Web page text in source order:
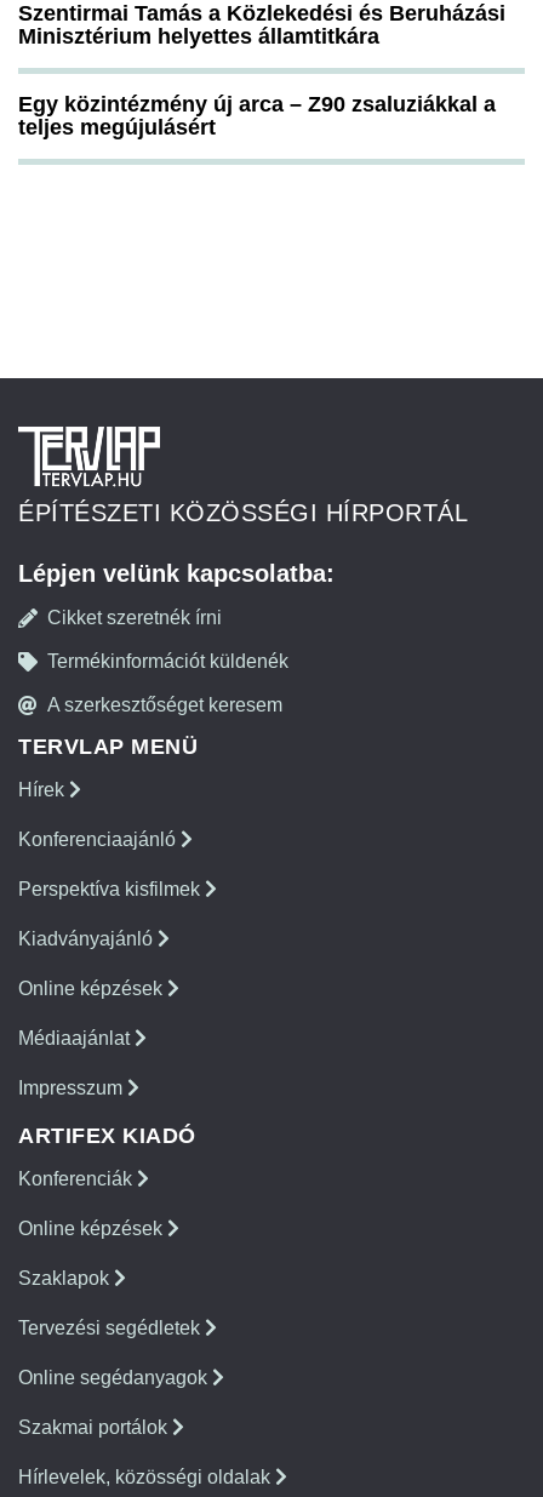
Szentirmai Tamás a Közlekedési és Beruházási
Minisztérium helyettes államtitkára
Egy közintézmény új arca – Z90 zsaluziákkal a
teljes megújulásért
ÉPÍTÉSZETI KÖZÖSSÉGI HÍRPORTÁL
Lépjen velünk kapcsolatba:
Cikket szeretnék írni
Termékinformációt küldenék
A szerkesztőséget keresem
TERVLAP MENÜ
Hírek
Konferenciaajánló
Perspektíva kisfilmek
Kiadványajánló
Online képzések
Médiaajánlat
Impresszum
ARTIFEX KIADÓ
Konferenciák
Online képzések
Szaklapok
Tervezési segédletek
Online segédanyagok
Szakmai portálok
Hírlevelek, közösségi oldalak